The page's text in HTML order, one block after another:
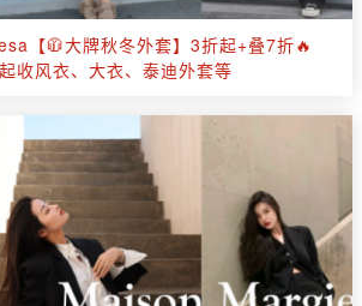
【🧥大牌秋冬外套】3折起+叠7折🔥
收风衣、大衣、泰迪外套等